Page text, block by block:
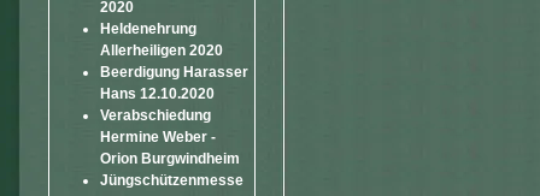
2020
Heldenehrung
Allerheiligen 2020
Beerdigung Harasser
Hans 12.10.2020
Verabschiedung
Hermine Weber -
Orion Burgwindheim
Jüngschützenmesse